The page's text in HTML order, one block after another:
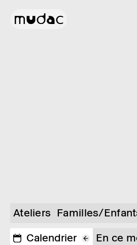
Ateliers Familles/
Calendrier
En ce